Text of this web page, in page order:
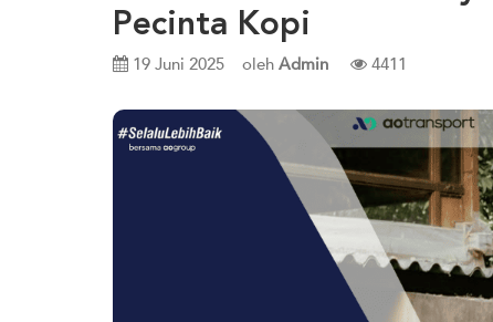
Pecinta Kopi
19 Juni 2025 oleh Admin 4411